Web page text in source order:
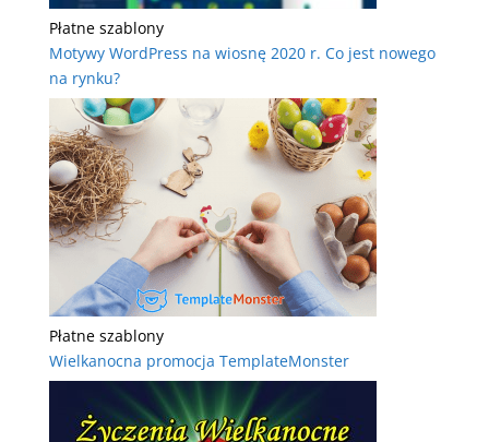
Płatne szablony
Motywy WordPress na wiosnę 2020 r. Co jest nowego
na rynku?
Płatne szablony
Wielkanocna promocja TemplateMonster